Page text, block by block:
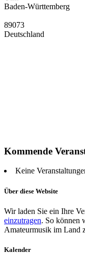
Baden-Württemberg
89073
Deutschland
Kommende
Keine
Über diese Website
Wir laden Sie ein Ihre
einzutragen. So können
Amateurmusik im Land
Kalender